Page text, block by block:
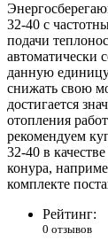
32-40 с
подачи
автоматически
данную
снижать свою
достигается
отопления
рекомендуем
32-40 в
конура,
комплекте
Рейтинг:
0 отзывов